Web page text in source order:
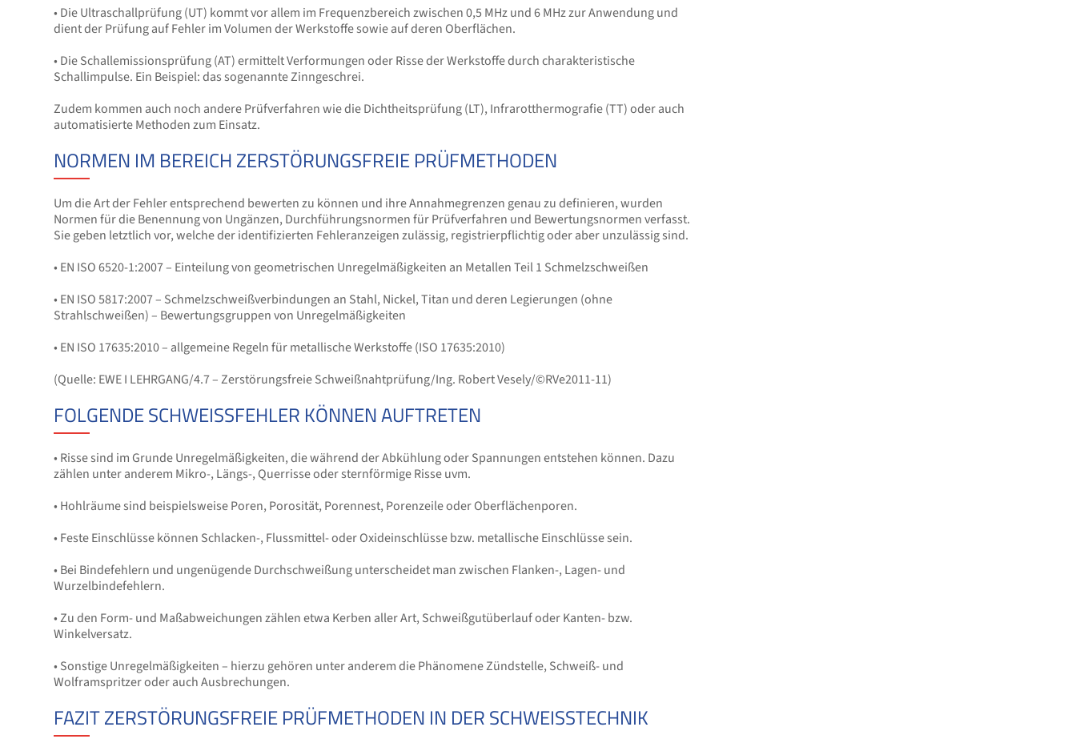
• Die Ultraschallprüfung (UT) kommt vor allem im Frequenzbereich zwischen 0,5 MHz und 6 MHz zur Anwendung und
dient der Prüfung auf Fehler im Volumen der Werkstoffe sowie auf deren Oberflächen.
• Die Schallemissionsprüfung (AT) ermittelt Verformungen oder Risse der Werkstoffe durch charakteristische
Schallimpulse. Ein Beispiel: das sogenannte Zinngeschrei.
Zudem kommen auch noch andere Prüfverfahren wie die Dichtheitsprüfung (LT), Infrarotthermografie (TT) oder auch
automatisierte Methoden zum Einsatz.
NORMEN IM BEREICH ZERSTÖRUNGSFREIE PRÜFMETHODEN
Um die Art der Fehler entsprechend bewerten zu können und ihre Annahmegrenzen genau zu definieren, wurden
Normen für die Benennung von Ungänzen, Durchführungsnormen für Prüfverfahren und Bewertungsnormen verfasst.
Sie geben letztlich vor, welche der identifizierten Fehleranzeigen zulässig, registrierpflichtig oder aber unzulässig sind.
• EN ISO 6520-1:2007 – Einteilung von geometrischen Unregelmäßigkeiten an Metallen Teil 1 Schmelzschweißen
• EN ISO 5817:2007 – Schmelzschweißverbindungen an Stahl, Nickel, Titan und deren Legierungen (ohne
Strahlschweißen) – Bewertungsgruppen von Unregelmäßigkeiten
• EN ISO 17635:2010 – allgemeine Regeln für metallische Werkstoffe (ISO 17635:2010)
(Quelle: EWE I LEHRGANG/4.7 – Zerstörungsfreie Schweißnahtprüfung/Ing. Robert Vesely/©RVe2011-11)
FOLGENDE SCHWEISSFEHLER KÖNNEN AUFTRETEN
• Risse sind im Grunde Unregelmäßigkeiten, die während der Abkühlung oder Spannungen entstehen können. Dazu
zählen unter anderem Mikro-, Längs-, Querrisse oder sternförmige Risse uvm.
• Hohlräume sind beispielsweise Poren, Porosität, Porennest, Porenzeile oder Oberflächenporen.
• Feste Einschlüsse können Schlacken-, Flussmittel- oder Oxideinschlüsse bzw. metallische Einschlüsse sein.
• Bei Bindefehlern und ungenügende Durchschweißung unterscheidet man zwischen Flanken-, Lagen- und
Wurzelbindefehlern.
• Zu den Form- und Maßabweichungen zählen etwa Kerben aller Art, Schweißgutüberlauf oder Kanten- bzw.
Winkelversatz.
• Sonstige Unregelmäßigkeiten – hierzu gehören unter anderem die Phänomene Zündstelle, Schweiß- und
Wolframspritzer oder auch Ausbrechungen.
FAZITZERSTÖRUNGSFREIE PRÜFMETHODEN IN DER SCHWEISSTECHNIK